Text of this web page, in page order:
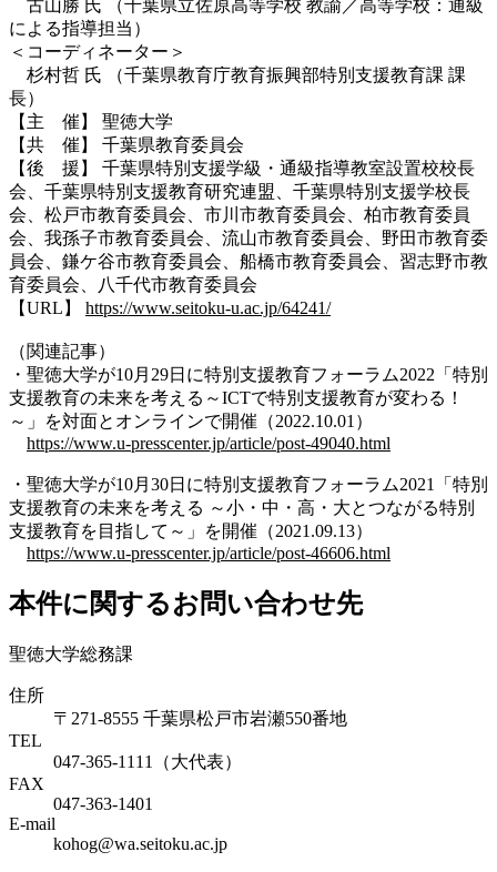
古山勝 氏 （千葉県立佐原高等学校 教諭／高等学校：通級
による指導担当）
＜コーディネーター＞
杉村哲 氏 （千葉県教育庁教育振興部特別支援教育課 課
長）
【主 催】 聖徳大学
【共 催】 千葉県教育委員会
【後 援】 千葉県特別支援学級・通級指導教室設置校校長
会、千葉県特別支援教育研究連盟、千葉県特別支援学校長
会、松戸市教育委員会、市川市教育委員会、柏市教育委員
会、我孫子市教育委員会、流山市教育委員会、野田市教育委
員会、鎌ケ谷市教育委員会、船橋市教育委員会、習志野市教
育委員会、八千代市教育委員会
【URL】 https://www.seitoku-u.ac.jp/64241/
（関連記事）
・聖徳大学が10月29日に特別支援教育フォーラム2022「特別
支援教育の未来を考える～ICTで特別支援教育が変わる！
～」を対面とオンラインで開催（2022.10.01）
https://www.u-presscenter.jp/article/post-49040.html
・聖徳大学が10月30日に特別支援教育フォーラム2021「特別
支援教育の未来を考える ～小・中・高・大とつながる特別
支援教育を目指して～」を開催（2021.09.13）
https://www.u-presscenter.jp/article/post-46606.html
本件に関するお問い合わせ先
聖徳大学総務課
住所
〒271-8555 千葉県松戸市岩瀬550番地
TEL
047-365-1111（大代表）
FAX
047-363-1401
E-mail
kohog@wa.seitoku.ac.jp